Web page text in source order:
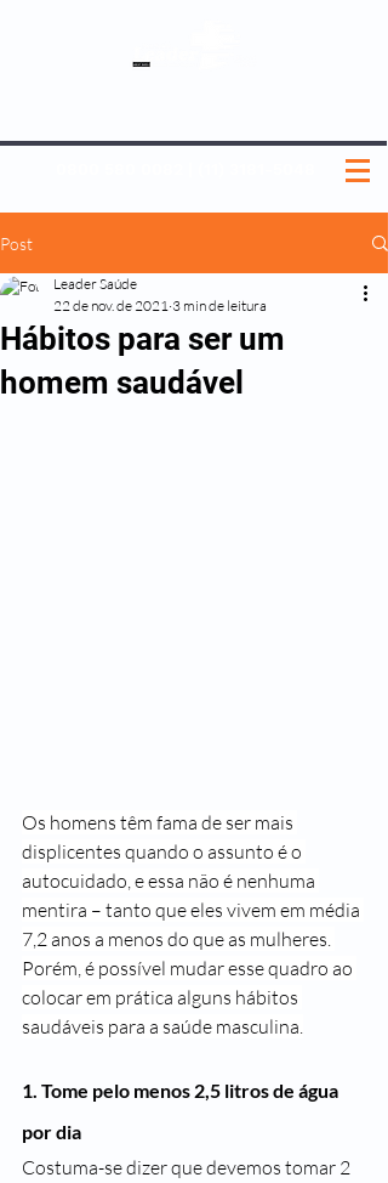
Post
Hábitos para ser um
homem saudável
Leader Saúde
22 de nov. de 2021 3 min de leitura
Os homens têm fama de ser mais
displicentes quando o assunto é o
autocuidado, e essa não é nenhuma
mentira – tanto que eles vivem em média
7,2 anos a menos do que as mulheres.
Porém, é possível mudar esse quadro ao
colocar em prática alguns hábitos
saudáveis para a saúde masculina.
1. Tome pelo menos 2,5 litros de água
por dia
Costuma-se dizer que devemos tomar 2